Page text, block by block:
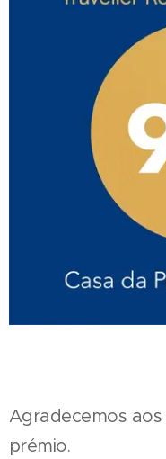
Agradecemos
prémio.